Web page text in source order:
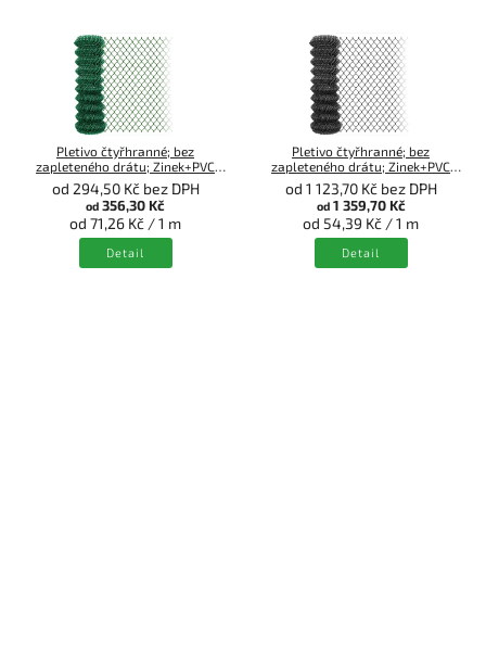
Pletivo čtyřhranné; bez
zapleteného drátu; Zinek+PVC
zelené; 5m
od 294,50 Kč bez DPH
od 356,30 Kč
od 71,26 Kč / 1 m
Detail
Pletivo čtyřhranné; bez
zapleteného drátu; Zinek+PVC
antracit; 25m
od 1 123,70 Kč bez DPH
od1 359,70 Kč
od 54,39 Kč / 1 m
Detail